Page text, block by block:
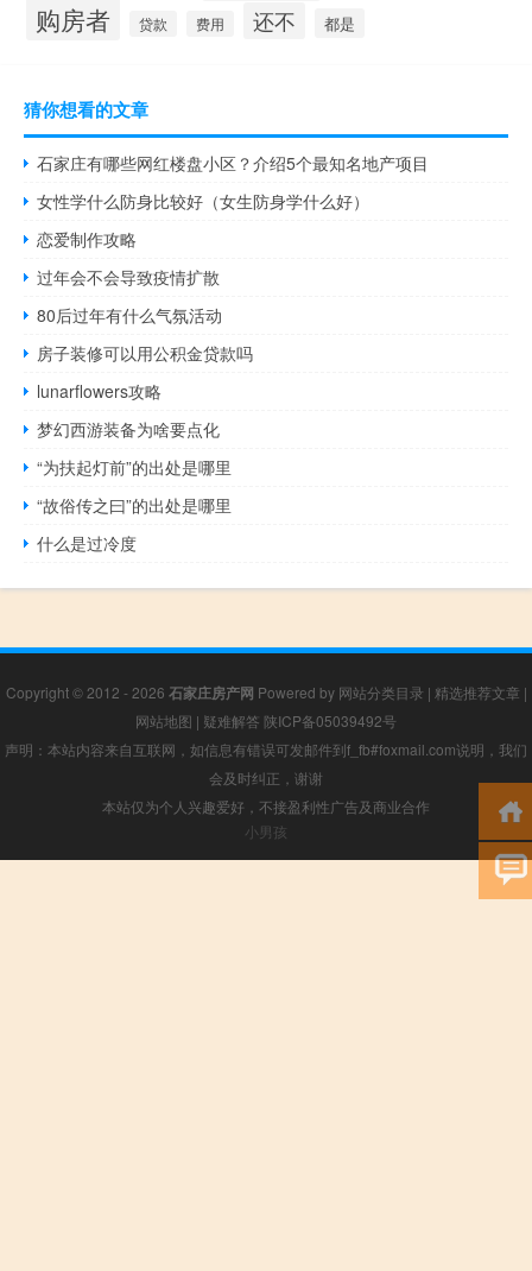
购房者 贷款 费用 还不 都是
猜你想看的文章
石家庄有哪些网红楼盘小区？介绍5个最知名地产项目
女性学什么防身比较好（女生防身学什么好）
恋爱制作攻略
过年会不会导致疫情扩散
80后过年有什么气氛活动
房子装修可以用公积金贷款吗
lunarflowers攻略
梦幻西游装备为啥要点化
“为扶起灯前”的出处是哪里
“故俗传之曰”的出处是哪里
什么是过冷度
Copyright © 2012 - 2026 石家庄房产网 Powered by 网站分类目录 | 精选推荐文章 |
网站地图 | 疑难解答 陕ICP备05039492号
声明：本站内容来自互联网，如信息有错误可发邮件到f_fb#foxmail.com说明，我们
会及时纠正，谢谢
本站仅为个人兴趣爱好，不接盈利性广告及商业合作
小男孩